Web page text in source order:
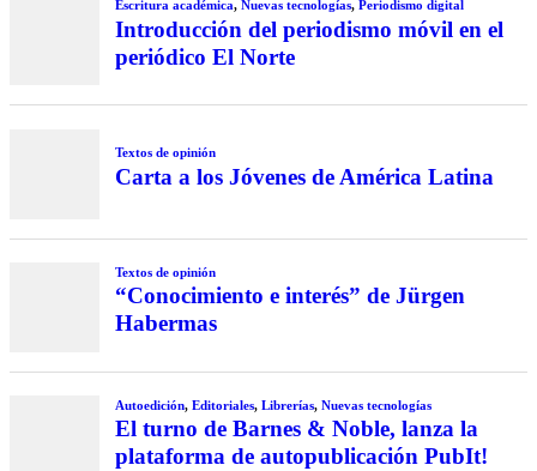
Escritura académica, Nuevas tecnologías, Periodismo digital
Introducción del periodismo móvil en el
periódico El Norte
Textos de opinión
Carta a los Jóvenes de América Latina
Textos de opinión
“Conocimiento e interés” de Jürgen
Habermas
Autoedición, Editoriales, Librerías, Nuevas tecnologías
El turno de Barnes & Noble, lanza la
plataforma de autopublicación PubIt!